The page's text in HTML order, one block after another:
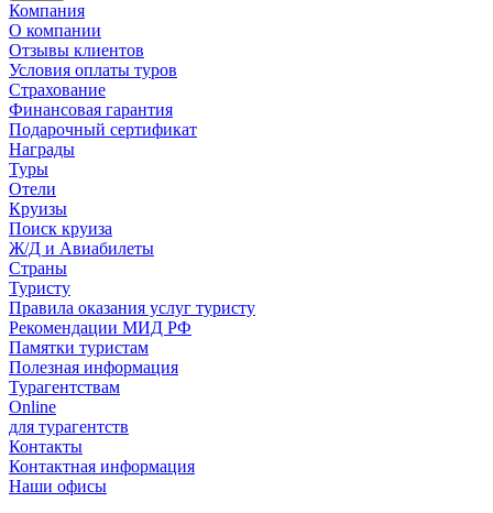
Компания
О компании
Отзывы клиентов
Условия оплаты туров
Страхование
Финансовая гарантия
Подарочный сертификат
Награды
Туры
Отели
Круизы
Поиск круиза
Ж/Д и Авиабилеты
Страны
Туристу
Правила оказания услуг туристу
Рекомендации МИД РФ
Памятки туристам
Полезная информация
Турагентствам
Online
для турагентств
Контакты
Контактная информация
Наши офисы